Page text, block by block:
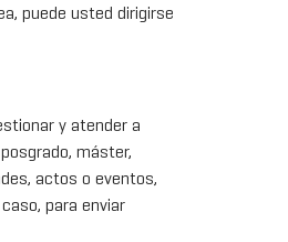
puede usted dirigirse
y atender a
máster,
actos o eventos,
para enviar